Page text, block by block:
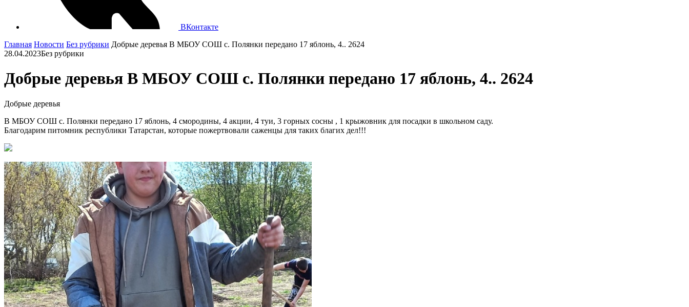
ВКонтакте
Главная Новости Без рубрики Добрые деревья В МБОУ СОШ с. Полянки передано 17 яблонь, 4.. 2624
28.04.2023Без рубрики
Добрые деревья В МБОУ СОШ с. Полянки передано 17 яблонь, 4.. 2624
Добрые деревья
В МБОУ СОШ с. Полянки передано 17 яблонь, 4 смородины, 4 акции, 4 туи, 3 горных сосны , 1 крыжовник для посадки в школьном саду.
Благодарим питомник республики Татарстан, которые пожертвовали саженцы для таких благих дел!!!